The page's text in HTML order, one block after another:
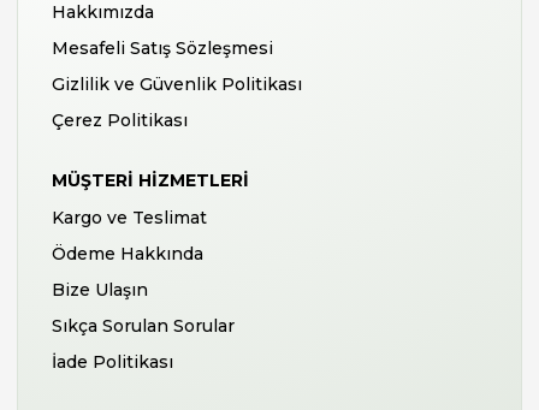
Hakkımızda
Mesafeli Satış Sözleşmesi
Gizlilik ve Güvenlik Politikası
Çerez Politikası
MÜŞTERI HIZMETLERI
Kargo ve Teslimat
Ödeme Hakkında
Bize Ulaşın
Sıkça Sorulan Sorular
İade Politikası